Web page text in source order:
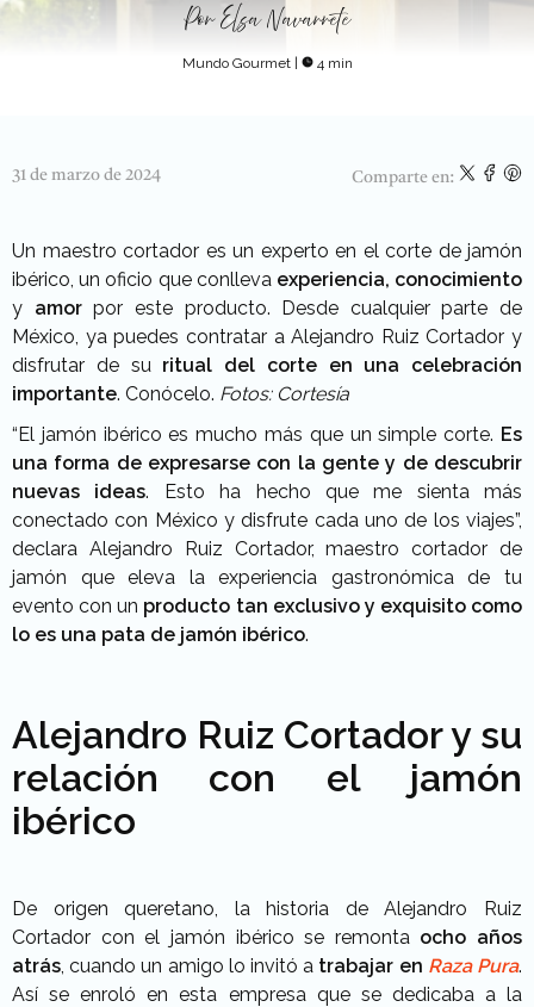
Por Elsa Navarrete
Mundo Gourmet 4 min
31 de marzo de 2024 Comparte en:
Un maestro cortador es un experto en el corte de jamón
ibérico, un oficio que conlleva experiencia, conocimiento
y amorpor este producto. Desde cualquier parte de
México, ya puedes contratar a Alejandro Ruiz Cortador y
disfrutar de su ritual del corte en una celebración
importante. Conócelo. Fotos: Cortesía
“El jamón ibérico es mucho más que un simple corte. Es
una forma de expresarse con la gente y de descubrir
nuevas ideas. Esto ha hecho que me sienta más
conectado con México y disfrute cada uno de los viajes”,
declara Alejandro Ruiz Cortador, maestro cortador de
jamón que eleva la experiencia gastronómica de tu
evento con un producto tan exclusivo y exquisito como
lo es una pata de jamón ibérico.
Alejandro Ruiz Cortador y su
relación con el jamón
ibérico
De origen queretano, la historia de Alejandro Ruiz
Cortador con el jamón ibérico se remonta ocho años
atrás, cuando un amigo lo invitó a trabajar en Raza Pura.
Así se enroló en esta empresa que se dedicaba a la